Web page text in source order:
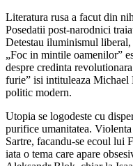
Literatura rusa a facut din
Posedatii post-narodnici
Detestau iluminismul
„Foc in mintile oamenilor”
despre credinta
furie” isi intituleaza
politic modern.
Utopia se logodeste cu
purifice umanitatea.
Sartre, facandu-se ecoul lui
iata o tema care apare